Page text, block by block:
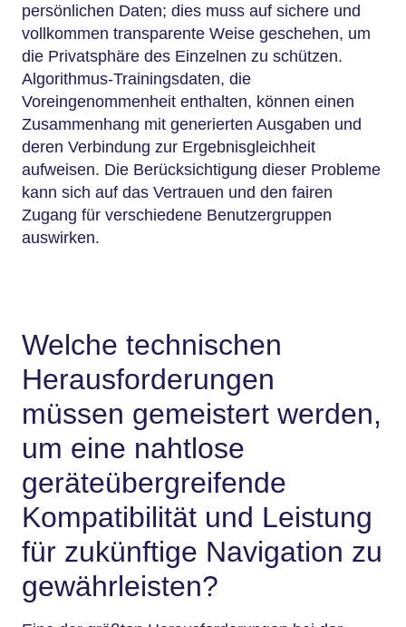
persönlichen Daten; dies muss auf sichere und
vollkommen transparente Weise geschehen, um
die Privatsphäre des Einzelnen zu schützen.
Algorithmus-Trainingsdaten, die
Voreingenommenheit enthalten, können einen
Zusammenhang mit generierten Ausgaben und
deren Verbindung zur Ergebnisgleichheit
aufweisen. Die Berücksichtigung dieser Probleme
kann sich auf das Vertrauen und den fairen
Zugang für verschiedene Benutzergruppen
auswirken.
Welche technischen
Herausforderungen
müssen gemeistert werden,
um eine nahtlose
geräteübergreifende
Kompatibilität und Leistung
für zukünftige Navigation zu
gewährleisten?